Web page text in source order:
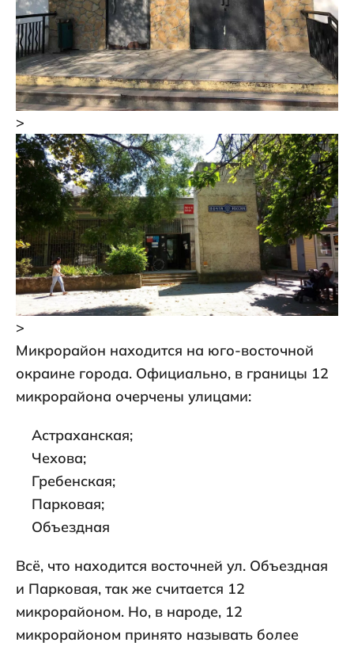
>
>
Микрорайон находится на юго-восточной
окраине города. Официально, в границы 12
микрорайона очерчены улицами:
Астраханская;
Чехова;
Гребенская;
Парковая;
Объездная
Всё, что находится восточней ул. Объездная
и Парковая, так же считается 12
микрорайоном. Но, в народе, 12
микрорайоном принято называть более